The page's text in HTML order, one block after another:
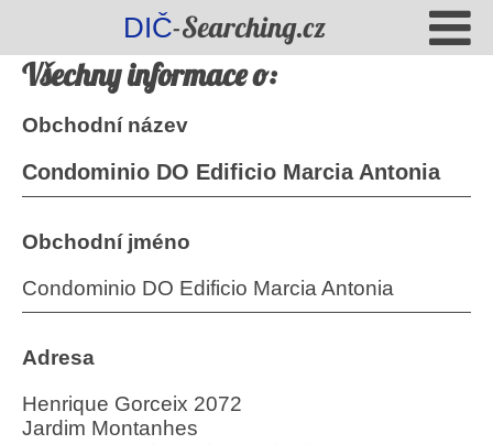
DIČ-Searching.cz
Všechny informace o:
Obchodní název
Condominio DO Edificio Marcia Antonia
Obchodní jméno
Condominio DO Edificio Marcia Antonia
Adresa
Henrique Gorceix 2072
Jardim Montanhes